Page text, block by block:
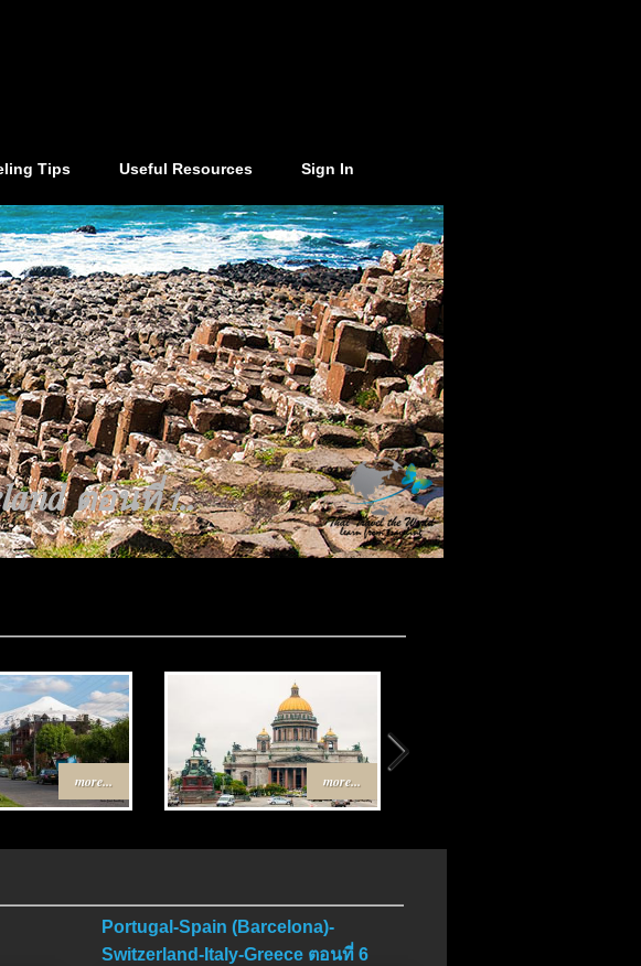
Tips Useful Resources Sign In
ตอนที่ 1..
4 ตอนจบ..
more... more...
Portugal-Spain (Barcelona)-
Switzerland-Italy-Greece ตอนที่ 6